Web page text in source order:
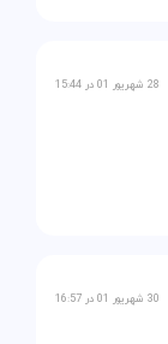
28 شهریور 01 در 15:44
30 شهریور 01 در 16:57